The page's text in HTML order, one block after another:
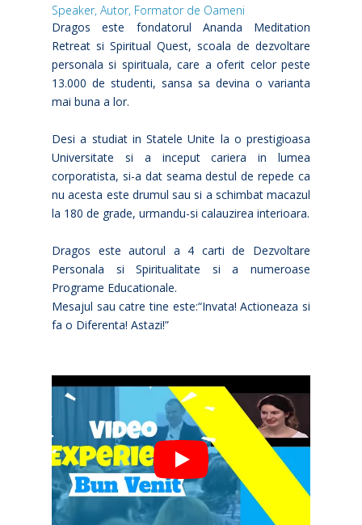
Speaker, Autor, Formator de Oameni
Dragos este fondatorul Ananda Meditation
Retreat si Spiritual Quest, scoala de dezvoltare
personala si spirituala, care a oferit celor peste
13.000 de studenti, sansa sa devina o varianta
mai buna a lor.
Desi a studiat in Statele Unite la o prestigioasa
Universitate si a inceput cariera in lumea
corporatista, si-a dat seama destul de repede ca
nu acesta este drumul sau si a schimbat macazul
la 180 de grade, urmandu-si calauzirea interioara.
Dragos este autorul a 4 carti de Dezvoltare
Personala si Spiritualitate si a numeroase
Programe Educationale.
Mesajul sau catre tine este:“Invata! Actioneaza si
fa o Diferenta! Astazi!”